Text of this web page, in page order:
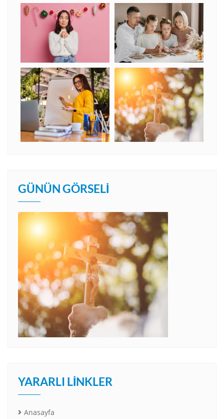
GÜNÜN GÖRSELI
YARARLI LINKLER
Anasayfa